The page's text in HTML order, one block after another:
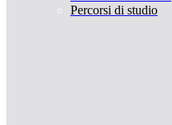
Percorsi di studio